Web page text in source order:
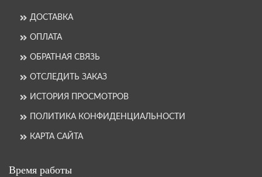
ДОСТАВКА
ОПЛАТА
ОБРАТНАЯ СВЯЗЬ
ОТСЛЕДИТЬ ЗАКАЗ
ИСТОРИЯ ПРОСМОТРОВ
ПОЛИТИКА КОНФИДЕНЦИАЛЬНОСТИ
КАРТА САЙТА
Время работы